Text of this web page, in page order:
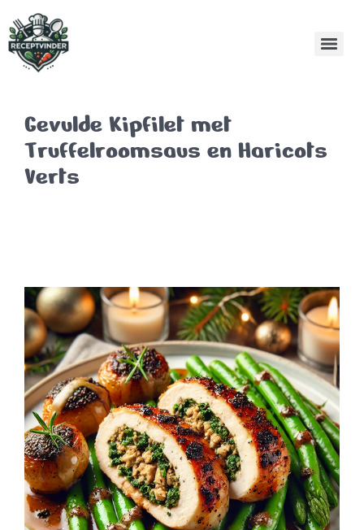
Gevulde Kipfilet met
Truffelroomsaus en Haricots
Verts